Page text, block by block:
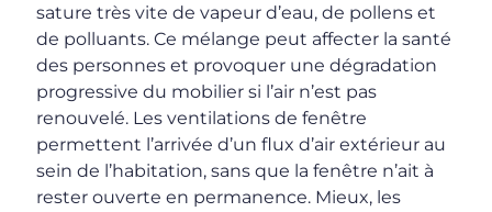
sature très vite de vapeur d’eau, de pollens et
de polluants. Ce mélange peut affecter la santé
des personnes et provoquer une dégradation
progressive du mobilier si l’air n’est pas
renouvelé. Les ventilations de fenêtre
permettent l’arrivée d’un flux d’air extérieur au
sein de l’habitation, sans que la fenêtre n’ait à
rester ouverte en permanence. Mieux, les